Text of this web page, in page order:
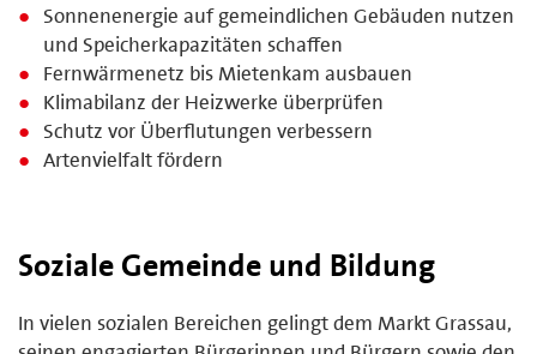
Sonnenenergie auf gemeindlichen Gebäuden nutzen
und Speicherkapazitäten schaffen
Fernwärmenetz bis Mietenkam ausbauen
Klimabilanz der Heizwerke überprüfen
Schutz vor Überflutungen verbessern
Artenvielfalt fördern
Soziale Gemeinde und Bildung
In vielen sozialen Bereichen gelingt dem Markt Grassau,